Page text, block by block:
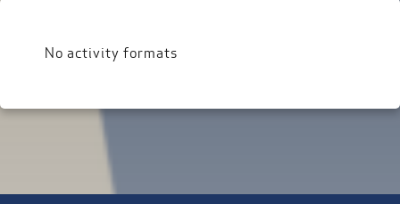
No activity formats